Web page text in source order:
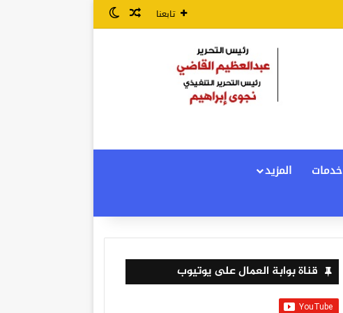
تابعنا مقال عشوائي
الوضع المظلم
خدمات
المزيد
قناة بوابة العمال على يوتيوب